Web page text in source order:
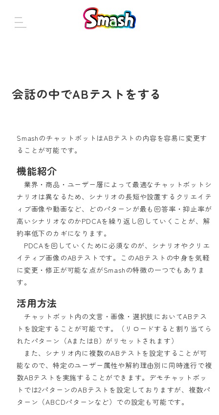
会話の中でABテストをする
SmashのチャットボットはABテストの内容を容易に変更す
ることが可能です。
機能紹介
業界・商品・ユーザー層によって最適なチャットボットシ
ナリオは異なるため、シナリオの長短や設置するクリエイテ
ィブ画像や動画など、どのパターンが最も回答率・抑止率が
高いシナリオなのかPDCAを繰り返し回していくことが、解
約率低下のカギになります。
PDCAを回していくために必須なのが、シナリオやクリエ
イティブ画像のABテストです。このABテストの中身を気軽
に変更・修正が可能な点がSmashの特徴の一つでもありま
す。
活用方法
チャットボット内の文言・画像・選択肢においてABテス
トを設定することが可能です。（リロードすると割り当てら
れたパターン（AまたはB）がリセットされます）
また、シナリオ内に複数のABテストを設定することが可
能なので、特定のユーザー属性や解約理由別に同時進行で複
数ABテストを実施することができます。デモチャットボッ
トでは2パターンのABテストを設定しておりますが、複数パ
ターン（ABCDパターンなど）での設定も可能です。